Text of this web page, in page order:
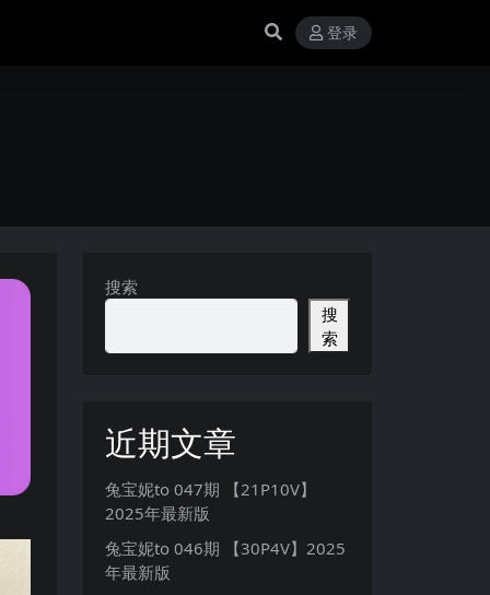
登录
搜索
搜
索
近期文章
兔宝妮to 047期 【21P10V】
2025年最新版
兔宝妮to 046期 【30P4V】2025
年最新版